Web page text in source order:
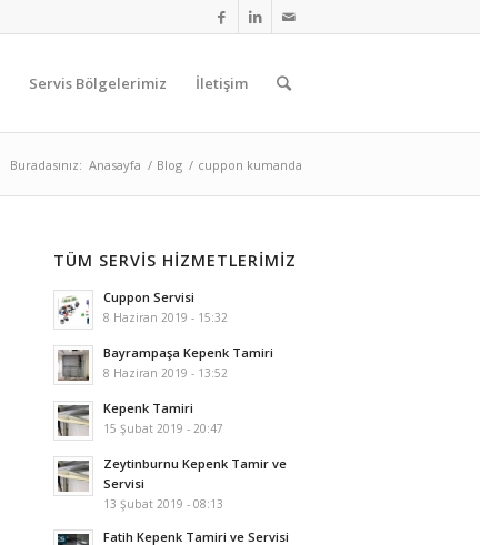
Servis Bölgelerimiz İletişim
Buradasınız: Anasayfa / Blog / cuppon kumanda
TÜM SERVIS HIZMETLERIMIZ
Cuppon Servisi
8 Haziran 2019 - 15:32
Bayrampaşa Kepenk Tamiri
8 Haziran 2019 - 13:52
Kepenk Tamiri
15 Şubat 2019 - 20:47
Zeytinburnu Kepenk Tamir ve
Servisi
13 Şubat 2019 - 08:13
Fatih Kepenk Tamiri ve Servisi